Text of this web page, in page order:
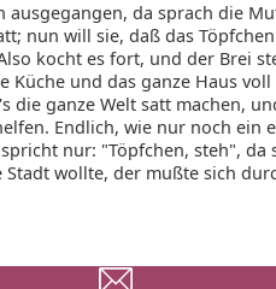
ausgegangen, da sprach die
nun will sie, daß das
kocht es fort, und der Brei
Küche und das ganze Haus
die ganze Welt satt machen,
Endlich, wie nur noch ein
nur: "Töpfchen, steh", da
wollte, der mußte sich